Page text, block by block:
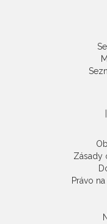
Zásady
Právo